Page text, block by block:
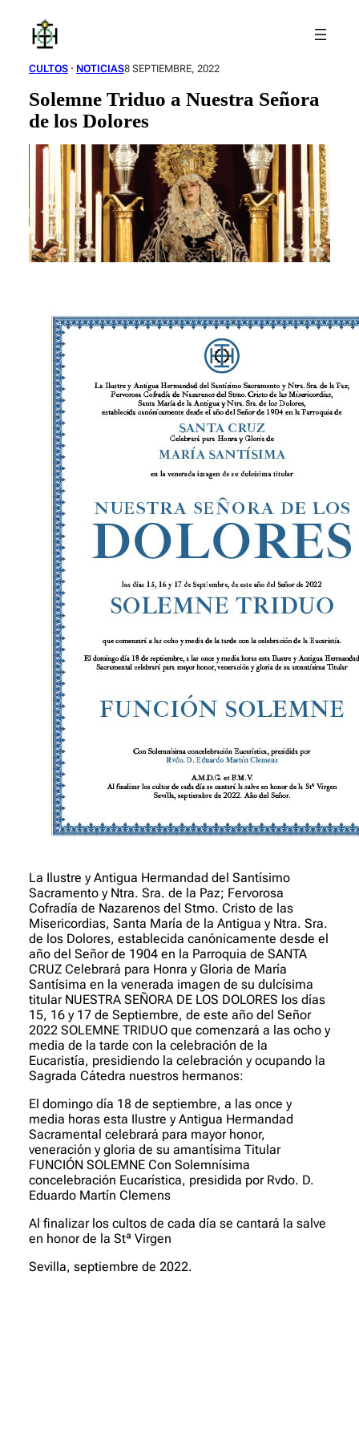
contenido
CULTOS · NOTICIAS8 SEPTIEMBRE, 2022
Solemne Triduo a Nuestra Señora
de los Dolores
La Ilustre y Antigua Hermandad del Santísimo
Sacramento y Ntra. Sra. de la Paz; Fervorosa
Cofradía de Nazarenos del Stmo. Cristo de las
Misericordias, Santa María de la Antigua y Ntra. Sra.
de los Dolores, establecida canónicamente desde el
año del Señor de 1904 en la Parroquia de SANTA
CRUZ Celebrará para Honra y Gloria de María
Santísima en la venerada imagen de su dulcísima
titular NUESTRA SEÑORA DE LOS DOLORES los días
15, 16 y 17 de Septiembre, de este año del Señor
2022 SOLEMNE TRIDUO que comenzará a las ocho y
media de la tarde con la celebración de la
Eucaristía, presidiendo la celebración y ocupando la
Sagrada Cátedra nuestros hermanos:
El domingo día 18 de septiembre, a las once y
media horas esta Ilustre y Antigua Hermandad
Sacramental celebrará para mayor honor,
veneración y gloria de su amantísima Titular
FUNCIÓN SOLEMNE Con Solemnísima
concelebración Eucarística, presidida por Rvdo. D.
Eduardo Martín Clemens
Al finalizar los cultos de cada día se cantará la salve
en honor de la Stª Virgen
Sevilla, septiembre de 2022.